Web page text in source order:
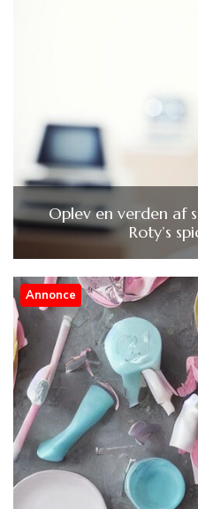
Oplev en verden af
Roty’s
Annonce